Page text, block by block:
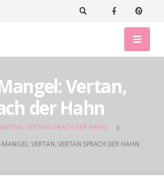
Vertan,
der Hahn
VERTAN SPRACH DER HAHN
VERTAN, VERTAN SPRACH DER HAHN